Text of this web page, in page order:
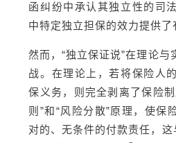
函纠纷中承认其独立性的司
中特定独立担保的效力提供了
然而，“独立保证说”在理论
战。在理论上，若将保险人
保义务，则完全剥离了保险
则”和“风险分散”原理，使保
对的、无条件的付款责任，这